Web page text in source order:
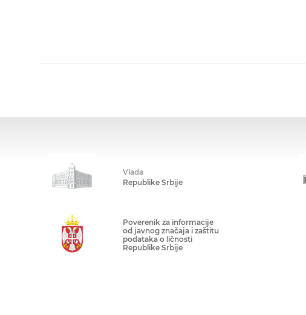
Vlada
Republike Srbije
Poverenik za informacije
od javnog značaja i zaštitu
podataka o ličnosti
Republike Srbije